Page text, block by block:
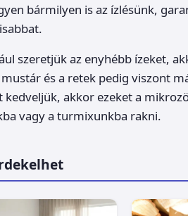
bármilyen is az ízlésünk,
szeretjük az enyhébb ízeket,
és a retek pedig viszont
kedveljük, akkor ezeket a
vagy a turmixunkba rakni.